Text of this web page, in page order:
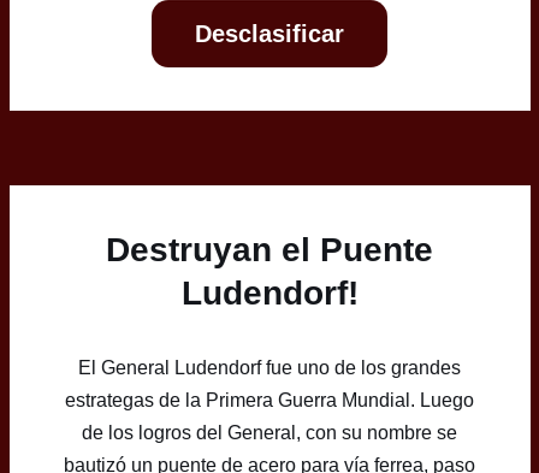
Desclasificar
Destruyan el Puente
Ludendorf!
El General Ludendorf fue uno de los grandes
estrategas de la Primera Guerra Mundial. Luego
de los logros del General, con su nombre se
bautizó un puente de acero para vía ferrea, paso